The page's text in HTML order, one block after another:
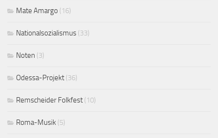
Mate Amargo (16)
Nationalsozialismus (33)
Noten (3)
Odessa-Projekt (36)
Remscheider Folkfest (10)
Roma-Musik (5)